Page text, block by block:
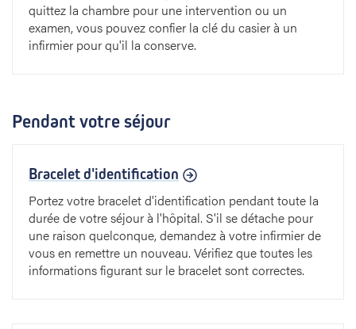
quittez la chambre pour une intervention ou un
examen, vous pouvez confier la clé du casier à un
infirmier pour qu'il la conserve.
Pendant votre séjour
Bracelet d'identification
Portez votre bracelet d'identification pendant toute la
durée de votre séjour à l'hôpital. S'il se détache pour
une raison quelconque, demandez à votre infirmier de
vous en remettre un nouveau. Vérifiez que toutes les
informations figurant sur le bracelet sont correctes.